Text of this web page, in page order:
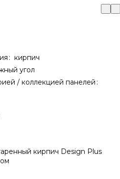
: кирпич
угол
/ коллекцией панелей :
кирпич Design Plus